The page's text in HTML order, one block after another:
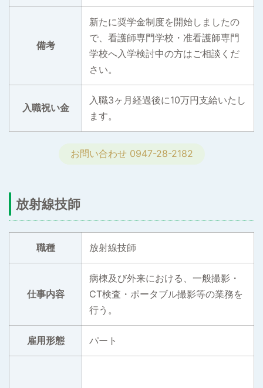
備考
新たに奨学金制度を開始しましたの
で、看護師専門学校・准看護師専門
学校へ入学検討中の方はご相談くだ
さい。
入職祝い金
入職3ヶ月経過後に10万円支給いたし
ます。
お問い合わせ 0947-28-2182
放射線技師
職種 放射線技師
仕事内容
病棟及び外来における、一般撮影・
CT検査・ポータブル撮影等の業務を
行う。
雇用形態 パート